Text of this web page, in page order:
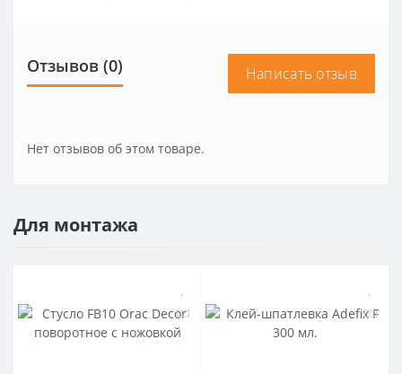
Отзывов (0) Написать отзыв
Нет отзывов об этом товаре.
Для монтажа